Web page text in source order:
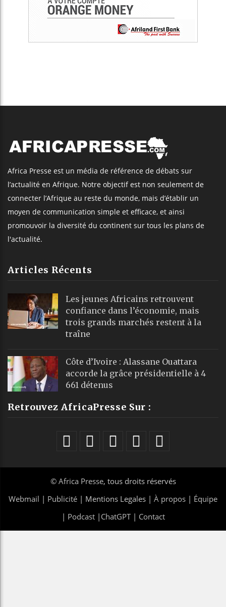
Africa Presse est un média de référence de débats sur
l’actualité en Afrique. Notre objectif est non seulement de
connecter l’Afrique au reste du monde, mais d’établir un
moyen de communication simple et efficace, et ainsi
promouvoir la diversité du continent sur tous les plans de
l'actualité.
Articles Récents
Les jeunes Africains retrouvent
confiance dans l’économie, mais
trois grands marchés restent à la
traîne
Côte d’Ivoire : Alassane Ouattara
accorde la grâce présidentielle à 4
661 détenus
Retrouvez AfricaPresse Sur :
© Africa Presse, tous droits réservés
Webmail | Publicité | Mentions Legales | À propos | Équipe
| Podcast| ChatGPT| Contact